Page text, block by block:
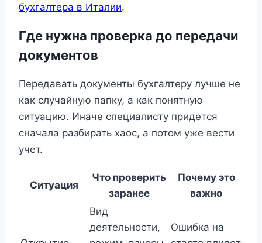
бухгалтера в Италии.
Где нужна проверка до передачи
документов
Передавать документы бухгалтеру лучше не
как случайную папку, а как понятную
ситуацию. Иначе специалисту придется
сначала разбирать хаос, а потом уже вести
учет.
Ситуация
Что проверить
заранее
Почему это
важно
Вид
деятельности,
Ошибка на